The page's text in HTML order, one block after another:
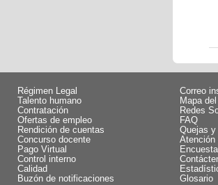
Régimen Legal
Talento humano
Contratación
Ofertas de empleo
Rendición de cuentas
Concurso docente
Pago Virtual
Control interno
Calidad
Buzón de notificaciones
Correo
Mapa
Redes
FAQ
Quejas y
Atención
Encuesta
Glosario